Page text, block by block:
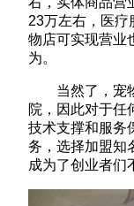
23万左右，医疗
物店可实现营业
为。
当然了，宠物
院，因此对于任
技术支撑和服务
务，选择加盟知
成为了创业者们